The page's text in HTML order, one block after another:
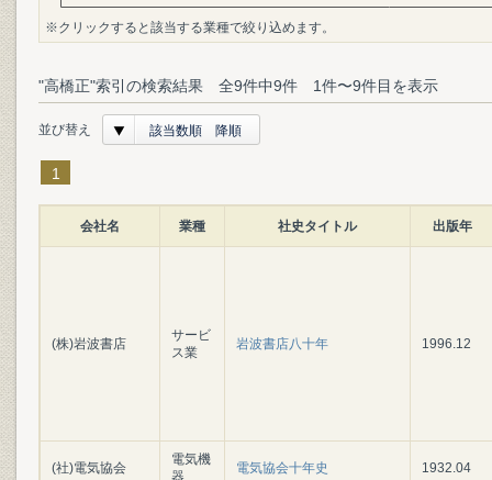
※クリックすると該当する業種で絞り込めます。
"高橋正"索引の検索結果 全9件中9件 1件〜9件目を表示
並び替え 該当数順 降順
1
会社名 業種 社史タイトル 出版年
(株)岩波書店
サービ
ス業
岩波書店八十年 1996.12
(社)電気協会
電気機
器
電気協会十年史 1932.04